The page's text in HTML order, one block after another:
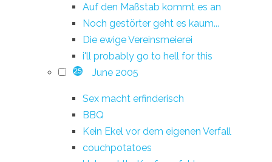
Auf den Maßstab kommt es an
Noch gestörter geht es kaum...
Die ewige Vereinsmeierei
i'll probably go to hell for this
25 June 2005
Sex macht erfinderisch
BBQ
Kein Ekel vor dem eigenen Verfall
couchpotatoes